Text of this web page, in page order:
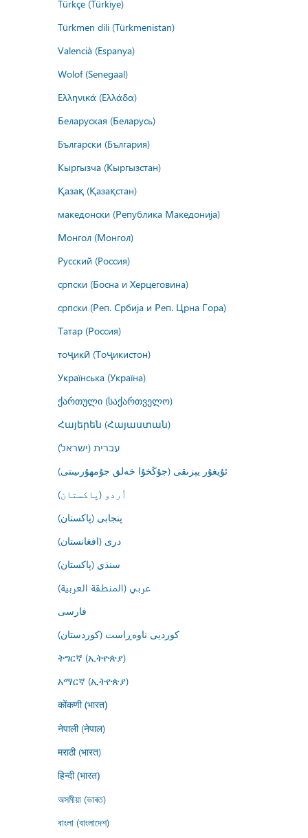
Türkçe (Türkiye)
Türkmen dili (Türkmenistan)
Valencià (Espanya)
Wolof (Senegaal)
Ελληνικά (Ελλάδα)
Беларуская (Беларусь)
Български (България)
Кыргызча (Кыргызстан)
Қазақ (Қазақстан)
македонски (Република Македонија)
Монгол (Монгол)
Русский (Россия)
српски (Босна и Херцеговина)
српски (Реп. Србија и Реп. Црна Гора)
Татар (Россия)
тоҷикӣ (Тоҷикистон)
Українська (Україна)
ქართული (საქართველო)
Հայերեն (Հայաստան)
עברית (ישראל)
ئۇيغۇر يېزىقى (جۇڭخۇا خەلق جۇمھۇرىيىتى)
اُردو (پاکستان)
پنجابی (پاکستان)
درى (افغانستان)
سنڌي (پاکستان)
عربي (المنطقة العربية)
فارسى
کوردیی ناوەڕاست (کوردستان)
ትግርኛ (ኢትዮጵያ)
አማርኛ (ኢትዮጵያ)
कोंकणी (भारत)
नेपाली (नेपाल)
मराठी (भारत)
हिन्दी (भारत)
অসমীয়া (ভাৰত)
বাংলা (বাংলাদেশ)